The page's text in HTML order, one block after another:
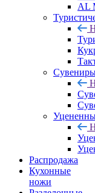
AL
Распродажа
Кухонные
ножи